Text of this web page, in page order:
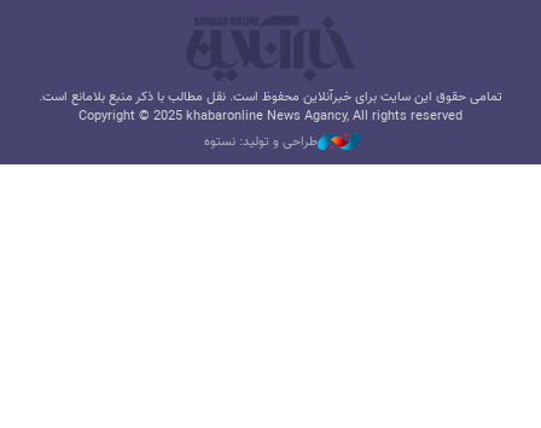
تمامی حقوق این سایت برای خبرآنلاین محفوظ است. نقل مطالب با ذکر منبع بلامانع است.
Copyright © 2025 khabaronline News Agancy, All rights reserved
طراحی و تولید: نستوه